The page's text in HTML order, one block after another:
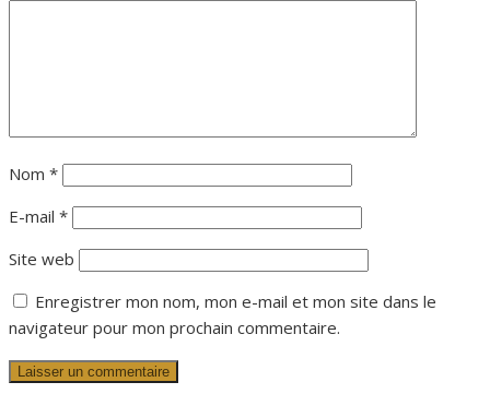
Nom *
E-mail *
Site web
Enregistrer mon nom, mon e-mail et mon site dans le
navigateur pour mon prochain commentaire.